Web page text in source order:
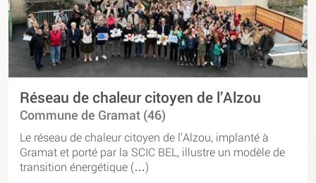
Réseau de chaleur citoyen de l’Alzou
Commune de Gramat (46)
Le réseau de chaleur citoyen de l’Alzou, implanté à
Gramat et porté par la SCIC BEL, illustre un modèle de
transition énergétique (…)